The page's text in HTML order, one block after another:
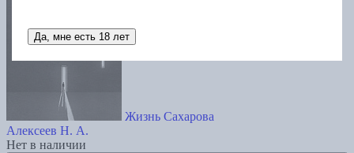
Жизнь Сахарова
Алексеев Н. А.
Нет в наличии
Да, мне есть 18 лет